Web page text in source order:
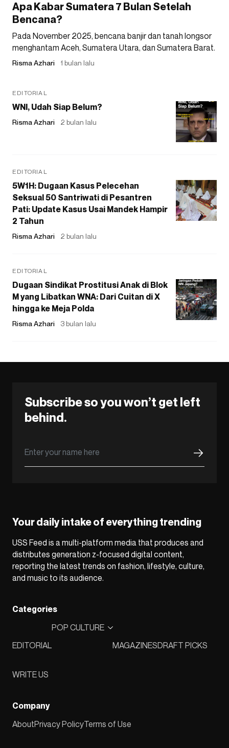
Apa Kabar Sumatera 7 Bulan Setelah
Bencana?
Pada November 2025, bencana banjir dan tanah longsor
menghantam Aceh, Sumatera Utara, dan Sumatera Barat.
Risma Azhari 1 bulan lalu
EDITORIAL
WNI, Udah Siap Belum?
Risma Azhari 2 bulan lalu
EDITORIAL
5W1H: Dugaan Kasus Pelecehan
Seksual 50 Santriwati di Pesantren
Pati: Update Kasus Usai Mandek Hampir
2 Tahun
Risma Azhari 2 bulan lalu
EDITORIAL
Dugaan Sindikat Prostitusi Anak di Blok
M yang Libatkan WNA: Dari Cuitan di X
hingga ke Meja Polda
Risma Azhari 3 bulan lalu
Subscribe so you won’t get left
behind.
Your daily intake of everything trending
USS Feed is a multi-platform media that produces and
distributes generation z-focused digital content,
reporting the latest trends on fashion, lifestyle, culture,
and music to its audience.
Categories
EDITORIAL
POP CULTURE
MAGAZINESDRAFT PICKS
WRITE US
Company
AboutPrivacy PolicyTerms of Use